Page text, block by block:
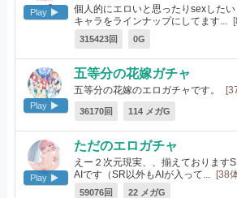
Play
個人的にエロいと思ったりsexした
キャラをラインナップにしてます...
315423回 0G
Play
五等分の花嫁ガチャ
五等分の花嫁のエロガチャです。
36170回 114 メガG
Play
ただのエロガチャ
えー２次元現実、、揃えております
AIです（SR以外もAIが入って...
[38
59076回 22 メガG